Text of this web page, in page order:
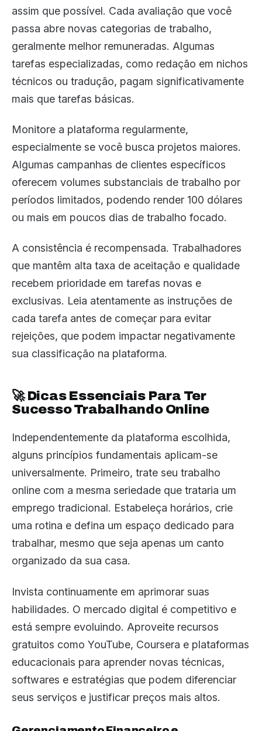
assim que possível. Cada avaliação que você
passa abre novas categorias de trabalho,
geralmente melhor remuneradas. Algumas
tarefas especializadas, como redação em nichos
técnicos ou tradução, pagam significativamente
mais que tarefas básicas.
Monitore a plataforma regularmente,
especialmente se você busca projetos maiores.
Algumas campanhas de clientes específicos
oferecem volumes substanciais de trabalho por
períodos limitados, podendo render 100 dólares
ou mais em poucos dias de trabalho focado.
A consistência é recompensada. Trabalhadores
que mantêm alta taxa de aceitação e qualidade
recebem prioridade em tarefas novas e
exclusivas. Leia atentamente as instruções de
cada tarefa antes de começar para evitar
rejeições, que podem impactar negativamente
sua classificação na plataforma.
🚀 Dicas Essenciais Para Ter
Sucesso Trabalhando Online
Independentemente da plataforma escolhida,
alguns princípios fundamentais aplicam-se
universalmente. Primeiro, trate seu trabalho
online com a mesma seriedade que trataria um
emprego tradicional. Estabeleça horários, crie
uma rotina e defina um espaço dedicado para
trabalhar, mesmo que seja apenas um canto
organizado da sua casa.
Invista continuamente em aprimorar suas
habilidades. O mercado digital é competitivo e
está sempre evoluindo. Aproveite recursos
gratuitos como YouTube, Coursera e plataformas
educacionais para aprender novas técnicas,
softwares e estratégias que podem diferenciar
seus serviços e justificar preços mais altos.